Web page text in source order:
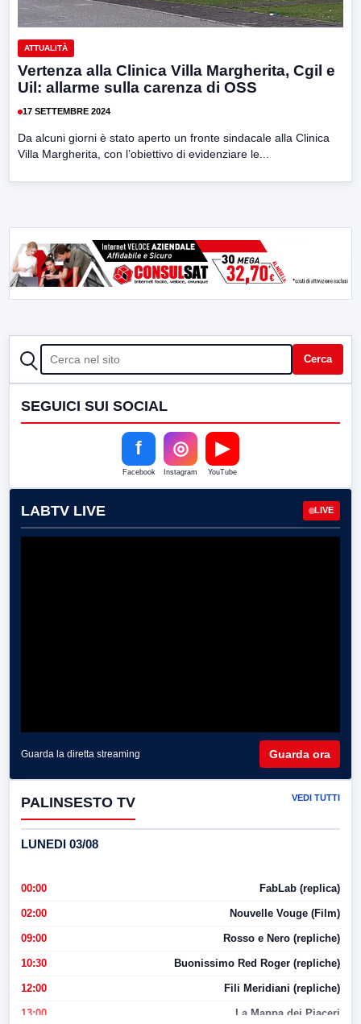
ATTUALITÀ
Vertenza alla Clinica Villa Margherita, Cgil e
Uil: allarme sulla carenza di OSS
17 SETTEMBRE 2024
Da alcuni giorni è stato aperto un fronte sindacale alla Clinica
Villa Margherita, con l’obiettivo di evidenziare le...
CERCA Cerca
SEGUICI SUI SOCIAL
f
Facebook
◎
Instagram
▶
YouTube
LABTV LIVE LIVE
Guarda la diretta streaming Guarda ora
PALINSESTO TV VEDI TUTTI
LUNEDI 03/08
00:00 FabLab (replica)
02:00 Nouvelle Vouge (Film)
09:00 Rosso e Nero (repliche)
10:30 Buonissimo Red Roger (repliche)
12:00 Fili Meridiani (repliche)
13:00 La Mappa dei Piaceri